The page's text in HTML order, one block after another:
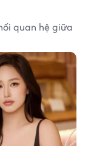
quan hệ giữa